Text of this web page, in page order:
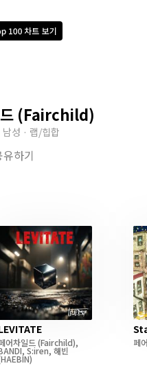
드 (Fairchild)
성 · 랩/힙합
유하기
어차일드 (Fairchild),
,S:iren, 해빈
페